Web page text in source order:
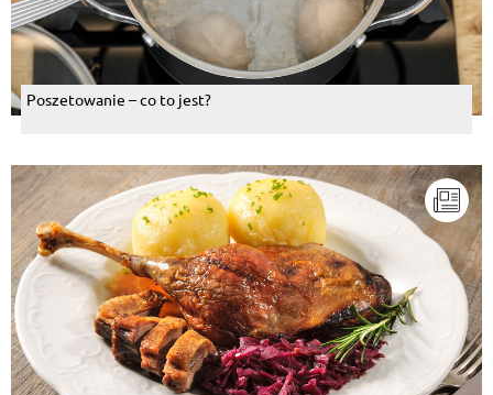
Poszetowanie – co to jest?